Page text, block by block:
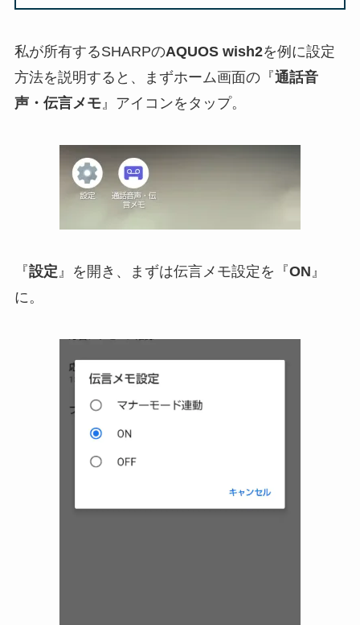
私が所有するSHARPのAQUOS wish2を例に設定
方法を説明すると、まずホーム画面の『通話音
声・伝言メモ』アイコンをタップ。
『設定 』を開き、まずは伝言メモ設定を『ON 』
に。